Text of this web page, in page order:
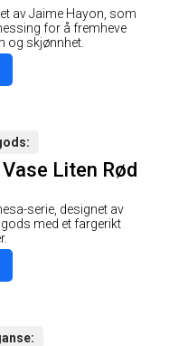
av Jaime Hayon, som
for å fremheve
og skjønnhet.
Liten Rød
serie, designet av
med et fargerikt